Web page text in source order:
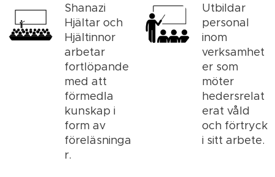
Shanazi
Hjältar och
Hjältinnor
arbetar
fortlöpande
med att
förmedla
kunskap i
form av
föreläsninga
r.
Utbildar
personal
inom
verksamhet
er som
möter
hedersrelat
erat våld
och förtryck
i sitt arbete.